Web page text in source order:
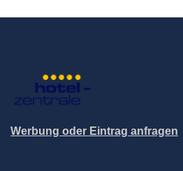
Werbung oder Eintrag anfragen